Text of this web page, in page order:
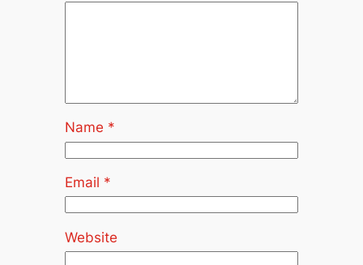
Name *
Email *
Website